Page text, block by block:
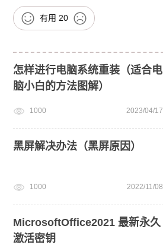
有用 20
怎样进行电脑系统重装（适合电
脑小白的方法图解）
1000 2023/04/17
黑屏解决办法（黑屏原因）
1000 2022/11/08
MicrosoftOffice2021 最新永久
激活密钥